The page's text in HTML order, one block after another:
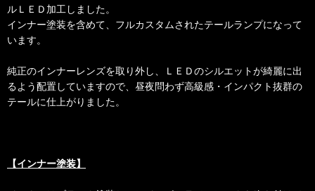
ルＬＥＤ加工しました。
インナー塗装を含めて、フルカスタムされたテールランプになって
います。
純正のインナーレンズを取り外し、ＬＥＤのシルエットが綺麗に出
るよう配置していますので、昼夜問わず高級感・インパクト抜群の
テールに仕上がりました。
【インナー塗装】